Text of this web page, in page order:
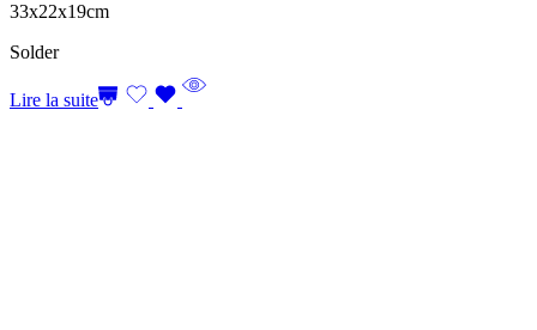
33x22x19cm
Solder
Lire la suite